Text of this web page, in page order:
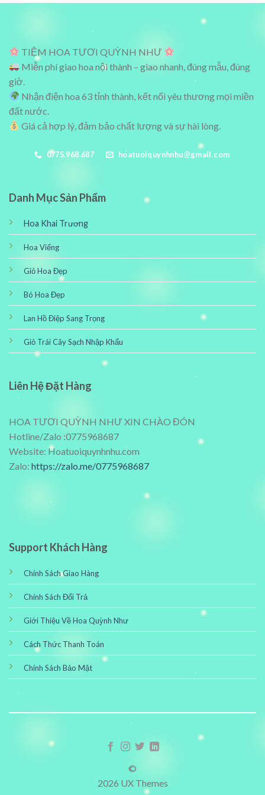
600,000₫.
800,000₫.
TIỆM HOA TƯƠI QUỲNH NHƯ
Miễn phí giao hoa nội thành – giao nhanh, đúng mẫu, đúng
giờ.
Nhận điện hoa 63 tỉnh thành, kết nối yêu thương mọi miền
đất nước.
Giá cả hợp lý, đảm bảo chất lượng và sự hài lòng.
0775.968.687 hoatuoiquynhnhu@gmail.com
Danh Mục Sản Phẩm
Hoa Khai Trương
Hoa Viếng
Giỏ Hoa Đẹp
Bó Hoa Đẹp
Lan Hồ Điệp Sang Trọng
Giỏ Trái Cây Sạch Nhập Khẩu
Liên Hệ Đặt Hàng
HOA TƯƠI QUỲNH NHƯ XIN CHÀO ĐÓN
Hotline/Zalo :0775968687
Website: Hoatuoiquynhnhu.com
Zalo: https://zalo.me/0775968687
Support Khách Hàng
Chính Sách Giao Hàng
Chính Sách Đổi Trả
Giới Thiệu Về Hoa Quỳnh Như
Cách Thức Thanh Toán
Chính Sách Bảo Mật
©
2026 UX Themes